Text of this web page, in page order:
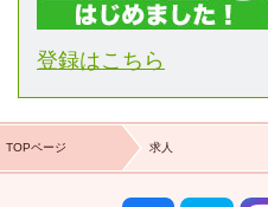
登録はこちら
TOPページ 求人